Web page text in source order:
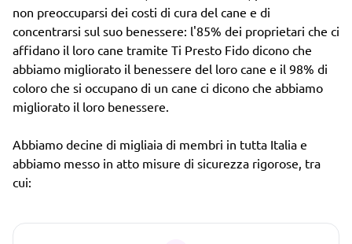
non preoccuparsi dei costi di cura del cane e di
concentrarsi sul suo benessere: l'85% dei proprietari che ci
affidano il loro cane tramite Ti Presto Fido dicono che
abbiamo migliorato il benessere del loro cane e il 98% di
coloro che si occupano di un cane ci dicono che abbiamo
migliorato il loro benessere.
Abbiamo decine di migliaia di membri in tutta Italia e
abbiamo messo in atto misure di sicurezza rigorose, tra
cui: